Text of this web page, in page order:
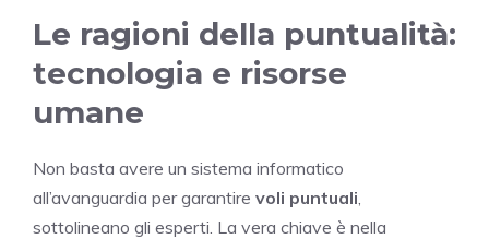
Le ragioni della puntualità:
tecnologia e risorse
umane
Non basta avere un sistema informatico
all’avanguardia per garantire voli puntuali
sottolineano gli esperti. La vera chiave è nella